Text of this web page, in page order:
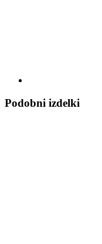
Podobni izdelki